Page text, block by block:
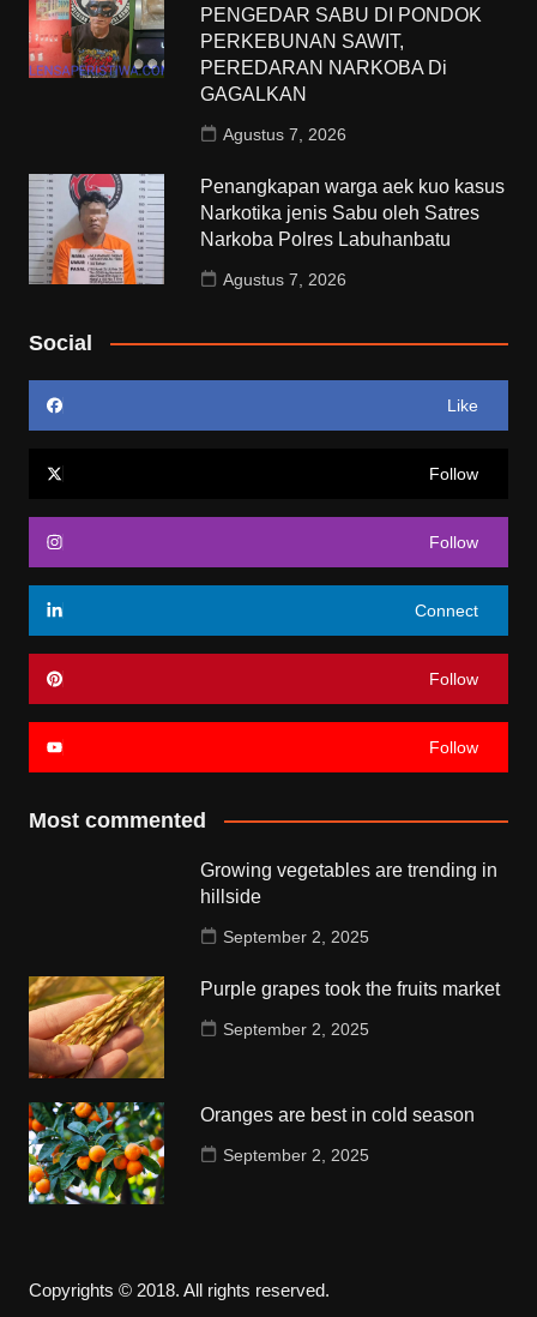
PENGEDAR SABU DI PONDOK
PERKEBUNAN SAWIT,
PEREDARAN NARKOBA Di
GAGALKAN
Agustus 7, 2026
Penangkapan warga aek kuo kasus
Narkotika jenis Sabu oleh Satres
Narkoba Polres Labuhanbatu
Agustus 7, 2026
Social
Like
Follow
Follow
Connect
Follow
Follow
Most commented
Growing vegetables are trending in
hillside
September 2, 2025
Purple grapes took the fruits market
September 2, 2025
Oranges are best in cold season
September 2, 2025
Copyrights © 2018. All rights reserved.